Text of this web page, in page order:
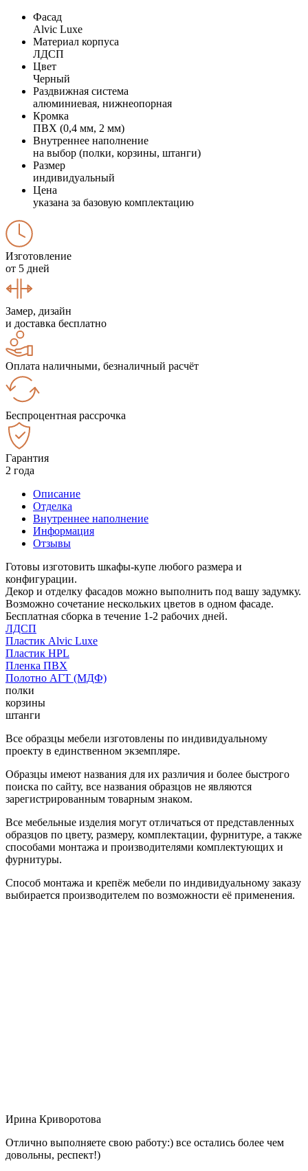
Фасад
Alvic Luxe
Материал корпуса
ЛДСП
Цвет
Черный
Раздвижная система
алюминиевая, нижнеопорная
Кромка
ПВХ (0,4 мм, 2 мм)
Внутреннее наполнение
на выбор (полки, корзины, штанги)
Размер
индивидуальный
Цена
указана за базовую комплектацию
Изготовление
от 5 дней
Замер, дизайн
и доставка бесплатно
Оплата наличными, безналичный расчёт
Беспроцентная рассрочка
Гарантия
2 года
Описание
Отделка
Внутреннее наполнение
Информация
Отзывы
Готовы изготовить шкафы-купе любого размера и
конфигурации.
Декор и отделку фасадов можно выполнить под вашу задумку.
Возможно сочетание нескольких цветов в одном фасаде.
Бесплатная сборка в течение 1-2 рабочих дней.
ЛДСП
Пластик Alvic Luxe
Пластик HPL
Пленка ПВХ
Полотно АГТ (МДФ)
полки
корзины
штанги
Все образцы мебели изготовлены по индивидуальному
проекту в единственном экземпляре.
Образцы имеют названия для их различия и более быстрого
поиска по сайту, все названия образцов не являются
зарегистрированным товарным знаком.
Все мебельные изделия могут отличаться от представленных
образцов по цвету, размеру, комплектации, фурнитуре, а также
способами монтажа и производителями комплектующих и
фурнитуры.
Способ монтажа и крепёж мебели по индивидуальному заказу
выбирается производителем по возможности её применения.
Ирина Криворотова
Отлично выполняете свою работу:) все остались более чем
довольны, респект!)